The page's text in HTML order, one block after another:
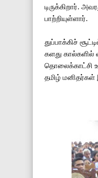
டி­ருக்­கி­றார்.
பாற்­றி­யுள்­ளார்.
துப்­பாக்­கிச்
க­ளது கால்­க­ளில்
தொலைக்­காட்சி
தமிழ்